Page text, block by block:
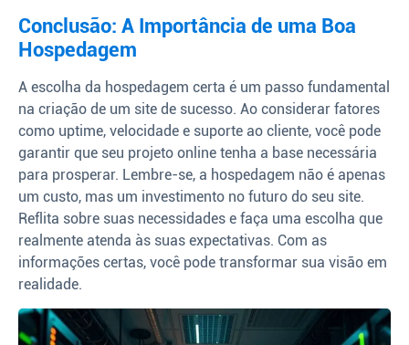
Conclusão: A Importância de uma Boa
Hospedagem
A escolha da hospedagem certa é um passo fundamental
na criação de um site de sucesso. Ao considerar fatores
como uptime, velocidade e suporte ao cliente, você pode
garantir que seu projeto online tenha a base necessária
para prosperar. Lembre-se, a hospedagem não é apenas
um custo, mas um investimento no futuro do seu site.
Reflita sobre suas necessidades e faça uma escolha que
realmente atenda às suas expectativas. Com as
informações certas, você pode transformar sua visão em
realidade.